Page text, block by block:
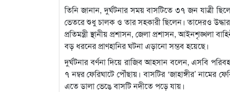
তিনি জানান, দুর্ঘটনার সময় বাসটিতে ৩৭ জন যাত্রী
ভেতরে শুধু চালক ও তার সহকারী ছিলেন। তাদেরও
প্রতিমন্ত্রী স্থানীয় প্রশাসন, জেলা প্রশাসন, আইনশৃঙ্খলা
বড় ধরনের প্রাণহানির ঘটনা এড়ানো সম্ভব হয়েছে।
দুর্ঘটনার বর্ণনা দিয়ে রাজিব আহসান বলেন, এসবি
৭ নম্বর ফেরিঘাটে পৌঁছায়। বাসটির ‘জাহাঙ্গীর’
এতে ডালা ভেঙে বাসটি নদীতে পড়ে যায়।